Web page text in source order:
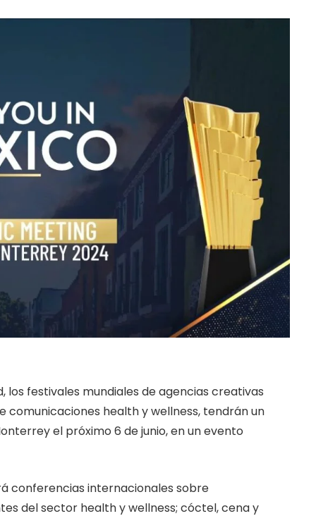
los festivales mundiales de agencias creativas
comunicaciones health y wellness, tendrán un
el próximo 6 de junio, en un evento
conferencias internacionales sobre
del sector health y wellness; cóctel, cena y
ansiedad de los usuarios